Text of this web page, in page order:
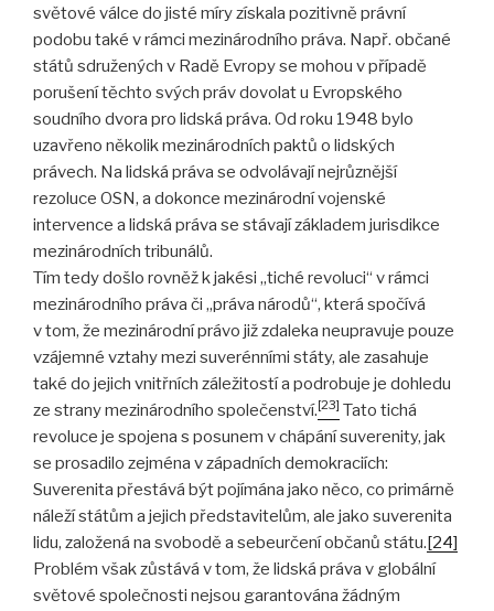
světové válce do jisté míry získala pozitivně právní
podobu také v rámci mezinárodního práva. Např. občané
států sdružených v Radě Evropy se mohou v případě
porušení těchto svých práv dovolat u Evropského
soudního dvora pro lidská práva. Od roku 1948 bylo
uzavřeno několik mezinárodních paktů o lidských
právech. Na lidská práva se odvolávají nejrůznější
rezoluce OSN, a dokonce mezinárodní vojenské
intervence a lidská práva se stávají základem jurisdikce
mezinárodních tribunálů.
Tím tedy došlo rovněž k jakési „tiché revoluci“ v rámci
mezinárodního práva či „práva národů“, která spočívá
v tom, že mezinárodní právo již zdaleka neupravuje pouze
vzájemné vztahy mezi suverénními státy, ale zasahuje
také do jejich vnitřních záležitostí a podrobuje je dohledu
ze strany mezinárodního společenství.[23] Tato tichá
revoluce je spojena s posunem v chápání suverenity, jak
se prosadilo zejména v západních demokraciích:
Suverenita přestává být pojímána jako něco, co primárně
náleží státům a jejich představitelům, ale jako suverenita
lidu, založená na svobodě a sebeurčení občanů státu.[24]
Problém však zůstává v tom, že lidská práva v globální
světové společnosti nejsou garantována žádným